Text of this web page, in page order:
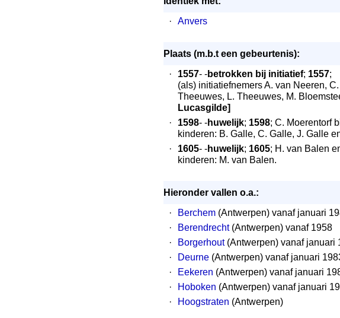
·
Anvers
Plaats (m.b.t een gebeurtenis):
·
1557- -betrokken bij initiatief; 1557;
(als) initiatiefnemers A. van Neeren,
Theeuwes, L. Theeuwes, M.
Lucasgilde]
·
1598- -huwelijk; 1598; C. Moerentorf
kinderen: B. Galle, C. Galle, J. Galle
·
1605- -huwelijk; 1605; H. van Balen
kinderen: M. van Balen.
Hieronder vallen o.a.:
·
Berchem (Antwerpen) vanaf januari
·
Berendrecht(Antwerpen) vanaf 1958
·
Borgerhout(Antwerpen) vanaf januari
·
Deurne (Antwerpen) vanaf januari
·
Eekeren (Antwerpen) vanaf januari
·
Hoboken (Antwerpen) vanaf januari
·
Hoogstraten (Antwerpen)